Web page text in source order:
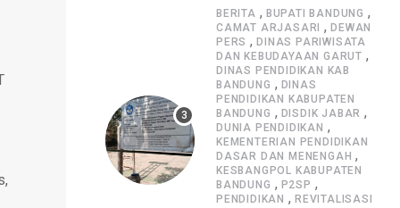
BERITA , BUPATI BANDUNG ,
CAMAT ARJASARI ,DEWAN
PERS ,DINAS PARIWISATA
DAN KEBUDAYAAN GARUT ,
DINAS PENDIDIKAN KAB
BANDUNG , DINAS
PENDIDIKAN KABUPATEN
BANDUNG , DISDIK JABAR ,
DUNIA PENDIDIKAN ,
KEMENTERIAN PENDIDIKAN
DASAR DAN MENENGAH ,
KESBANGPOL KABUPATEN
BANDUNG , P2SP ,
PENDIDIKAN , REVITALISASI